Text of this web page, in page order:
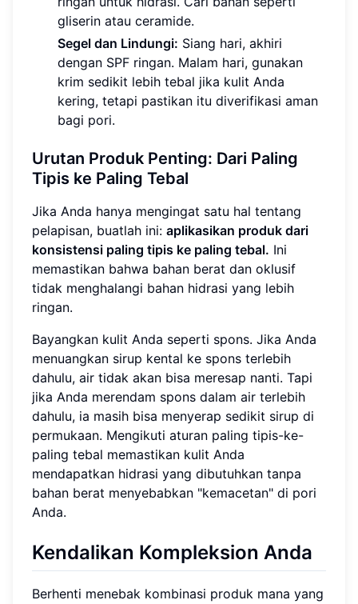
gliserin atau ceramide.
Segel dan Lindungi: Siang hari, akhiri
dengan SPF ringan. Malam hari, gunakan
krim sedikit lebih tebal jika kulit Anda
kering, tetapi pastikan itu diverifikasi aman
bagi pori.
Urutan Produk Penting: Dari Paling
Tipis ke Paling Tebal
Jika Anda hanya mengingat satu hal tentang
pelapisan, buatlah ini: aplikasikan produk dari
konsistensi paling tipis ke paling tebal. Ini
memastikan bahwa bahan berat dan oklusif
tidak menghalangi bahan hidrasi yang lebih
ringan.
Bayangkan kulit Anda seperti spons. Jika Anda
menuangkan sirup kental ke spons terlebih
dahulu, air tidak akan bisa meresap nanti. Tapi
jika Anda merendam spons dalam air terlebih
dahulu, ia masih bisa menyerap sedikit sirup di
permukaan. Mengikuti aturan paling tipis-ke-
paling tebal memastikan kulit Anda
mendapatkan hidrasi yang dibutuhkan tanpa
bahan berat menyebabkan "kemacetan" di pori
Anda.
Kendalikan Kompleksion Anda
Berhenti menebak kombinasi produk mana yang